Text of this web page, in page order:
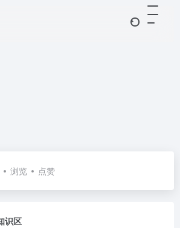
浏览 点赞
识区